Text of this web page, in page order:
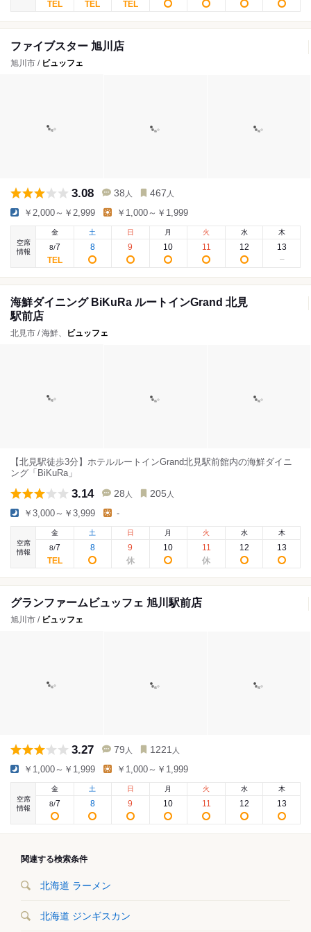
ファイブスター 旭川店
旭川市 / ビュッフェ
3.08 38 人 467 人
￥2,000～￥2,999 ￥1,000～￥1,999
空席
情報
金
8/7
土
8
日
9
月
10
火
11
水
12
木
13
海鮮ダイニング BiKuRa ルートインGrand 北見
駅前店
北見市 / 海鮮、 ビュッフェ
【北見駅徒歩3分】ホテルルートインGrand北見駅前館内の海鮮ダイニ
ング「BiKuRa」
3.14 28 人 205 人
￥3,000～￥3,999 -
空席
情報
金
8/7
土
8
日
9
月
10
火
11
水
12
木
13
グランファームビュッフェ 旭川駅前店
旭川市 / ビュッフェ
3.27 79 人 1221 人
￥1,000～￥1,999 ￥1,000～￥1,999
空席
情報
金
8/7
土
8
日
9
月
10
火
11
水
12
木
13
関連する検索条件
北海道 ラーメン
北海道 ジンギスカン